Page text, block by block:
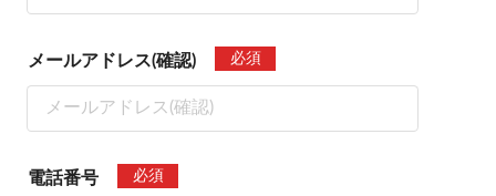
メールアドレス(確認) 必須
電話番号 必須